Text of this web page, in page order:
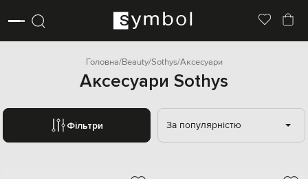
Головна Beauty Sothys Аксесуари
Аксесуари Sothys
Фільтри За популярністю